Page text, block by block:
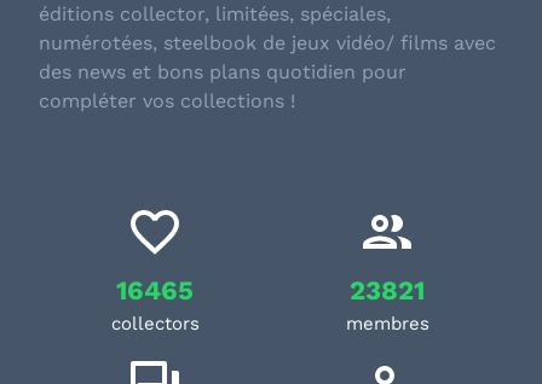
éditions collector, limitées, spéciales,
numérotées, steelbook de jeux vidéo/ films avec
des news et bons plans quotidien pour
compléter vos collections !
16465
collectors
23821
membres